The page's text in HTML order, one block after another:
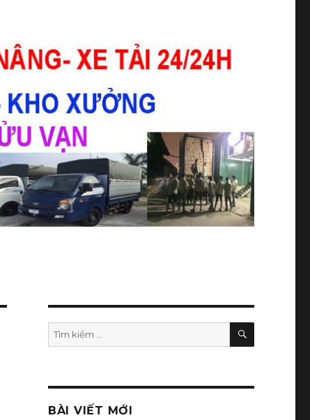
Tìm
kiếm:
TÌM
BÀI VIẾT MỚI